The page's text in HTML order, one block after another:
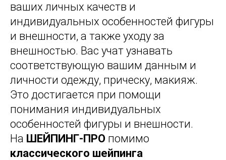
ваших личных качеств и
индивидуальных особенностей фигуры
и внешности, а также уходу за
внешностью. Вас учат узнавать
соответствующую вашим данным и
личности одежду, прическу, макияж.
Это достигается при помощи
понимания индивидуальных
особенностей фигуры и внешности.
На ШЕЙПИНГ-ПРО помимо
классического шейпинга